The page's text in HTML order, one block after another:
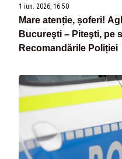
1 iun. 2026, 16:50
Mare atenție, șoferi!
Bucureşti – Piteşti, pe
Recomandările Poliției